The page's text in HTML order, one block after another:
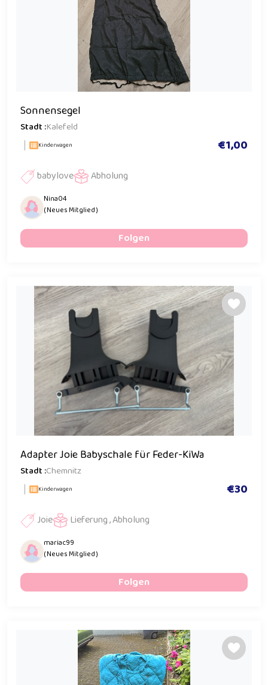
Sonnensegel
Stadt :Kalefeld
Kinderwagen €1,00
babylove Abholung
Nina04
( Neues Mitglied )
Folgen
Adapter Joie Babyschale für Feder-KiWa
Stadt :Chemnitz
Kinderwagen €30
Joie Lieferung , Abholung
mariac99
( Neues Mitglied )
Folgen